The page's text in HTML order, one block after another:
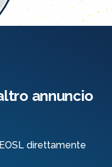
annuncio
direttamente